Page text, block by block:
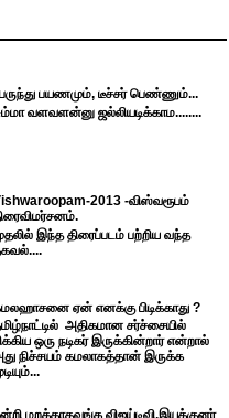
பயணமும், டீச்சர் பெண்ணும்...
வளவளன்னு ஜல்லியடிக்காம........
2013 -விஸ்வரூபம்
இந்த திரைப்படம் பற்றிய வந்த
ஏன் எனக்கு பிடிக்காது ?
அதிகமான சர்ச்சையில்
ஒரு நடிகர் இருக்கின்றார் என்றால்
நிச்சயம் கமலாகத்தான் இருக்க
மறக்காதவங்க விஜய்டிவி,இயக்குனர்